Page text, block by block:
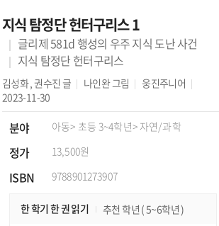
지식 탐정단 헌터구리스 1
글리제 581d 행성의 우주 지식 도난 사건
지식 탐정단 헌터구리스
김성화,권수진 글 나인완그림
웅진주니어
2023-11-30
분야 아동> 초등 3~4학년> 자연/과학
정가 13,500원
ISBN 9788901273907
한 학기 한 권 읽기 추천 학년 ( 5~6학년 )